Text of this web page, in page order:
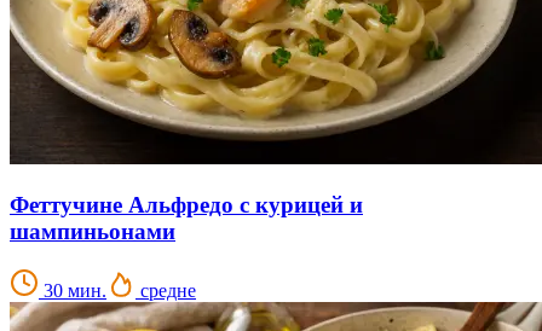
Феттучине Альфредо с курицей и
шампиньонами
30 мин. средне